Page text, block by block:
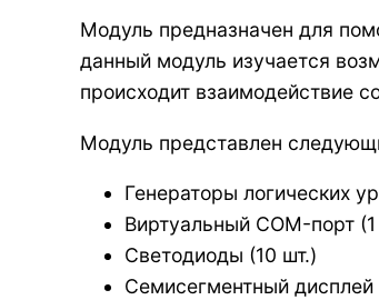
Модуль предназначен для
данный модуль изучается
происходит взаимодействие
Модуль представлен
Генераторы логических
Виртуальный COM-порт
Светодиоды (10 шт.)
Семисегментный дисплей